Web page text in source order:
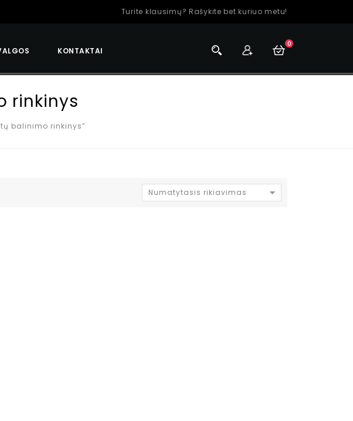
Turite klausimų? Rašykite bet kuriuo metu!
KONTAKTAI
0
rinkinys
balinimo rinkinys”
Numatytasis rikiavimas